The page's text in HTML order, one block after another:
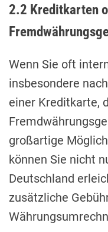
2.2 Kreditkarten
Wenn Sie oft
insbesondere
einer Kreditkarte,
großartige
können Sie nicht
Deutschland
zusätzliche